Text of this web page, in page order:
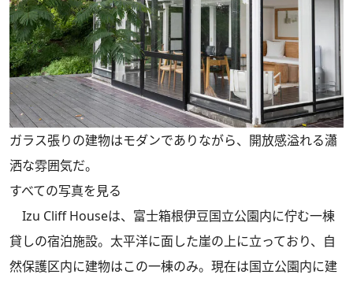
ガラス張りの建物はモダンでありながら、開放感溢れる瀟
洒な雰囲気だ。
すべての写真を見る
Izu Cliff Houseは、富士箱根伊豆国立公園内に佇む一棟
貸しの宿泊施設。太平洋に面した崖の上に立っており、自
然保護区内に建物はこの一棟のみ。現在は国立公園内に建